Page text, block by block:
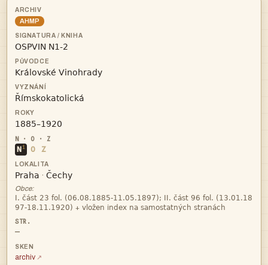
AHMP




N i O Z
 · 
Obce:

+
—
archiv